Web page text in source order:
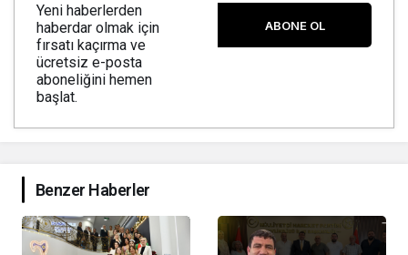
Yeni haberlerden
haberdar olmak için
fırsatı kaçırma ve
ücretsiz e-posta
aboneliğini hemen
başlat.
ABONE OL
Benzer Haberler